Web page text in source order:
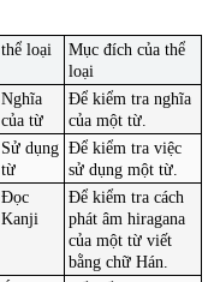
thể loại
Mục đích của thể
loại
Nghĩa
của từ
Để kiểm tra nghĩa
của một từ.
Sử dụng
từ
Để kiểm tra việc
sử dụng một từ.
Đọc
Kanji
Để kiểm tra cách
phát âm hiragana
của một từ viết
bằng chữ Hán.